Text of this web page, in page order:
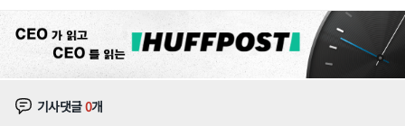
기사댓글0개